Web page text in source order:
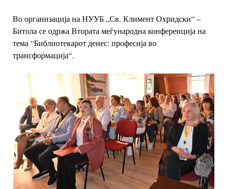
Во организација на НУУБ „Св. Климент Охридски“ –
Битола се одржа Втората меѓународна конференција на
тема “Библиотекарот денес: професија во
трансформација“.